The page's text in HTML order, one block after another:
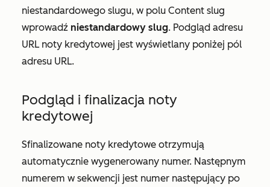
niestandardowego slugu, w polu Content slug
wprowadź niestandardowy slug. Podgląd adresu
URL noty kredytowej jest wyświetlany poniżej pól
adresu URL.
Podgląd i finalizacja noty
kredytowej
Sfinalizowane noty kredytowe otrzymują
automatycznie wygenerowany numer. Następnym
numerem w sekwencji jest numer następujący po